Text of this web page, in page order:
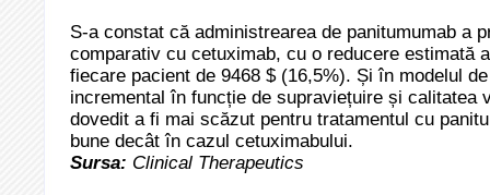
S-a constat că administrearea de panitumumab a
comparativ cu cetuximab, cu o reducere estimată
fiecare pacient de 9468 $ (16,5%). Și în modelul
incremental în funcție de supraviețuire și calitatea
dovedit a fi mai scăzut pentru tratamentul cu
bune decât în cazul cetuximabului.
Sursa: Clinical Therapeutics